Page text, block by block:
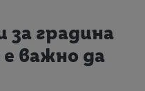
за градина
важно да